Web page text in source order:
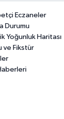
Eczaneler
Durumu
Yoğunluk Haritası
ve Fikstür